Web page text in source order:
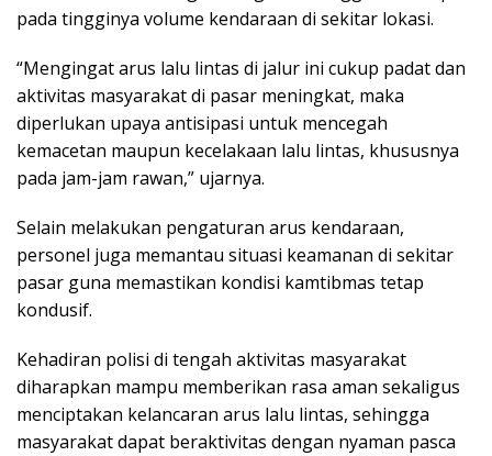
pada tingginya volume kendaraan di sekitar lokasi.
“Mengingat arus lalu lintas di jalur ini cukup padat dan
aktivitas masyarakat di pasar meningkat, maka
diperlukan upaya antisipasi untuk mencegah
kemacetan maupun kecelakaan lalu lintas, khususnya
pada jam-jam rawan,” ujarnya.
Selain melakukan pengaturan arus kendaraan,
personel juga memantau situasi keamanan di sekitar
pasar guna memastikan kondisi kamtibmas tetap
kondusif.
Kehadiran polisi di tengah aktivitas masyarakat
diharapkan mampu memberikan rasa aman sekaligus
menciptakan kelancaran arus lalu lintas, sehingga
masyarakat dapat beraktivitas dengan nyaman pasca